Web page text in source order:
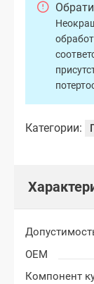
Категории:
OEM